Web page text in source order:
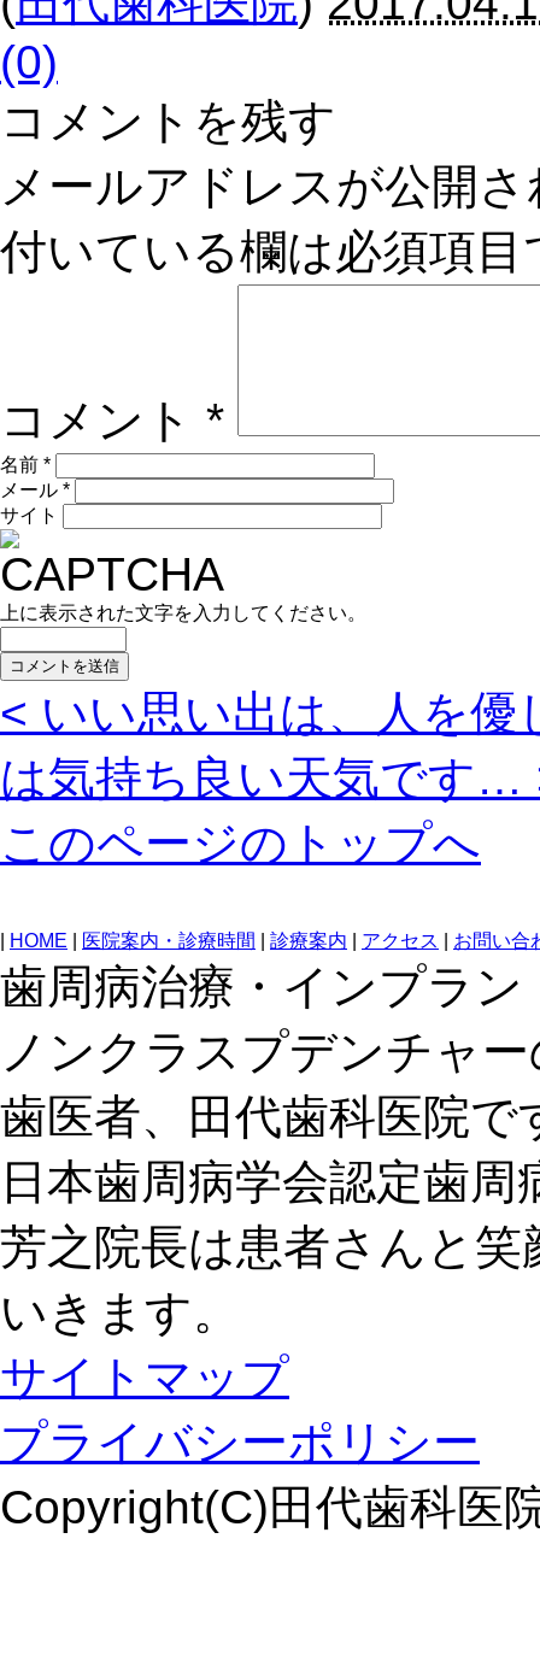
(0)
コメントを残す
メールアドレスが公開
付いている欄は必須項目
コメント *
名前 *
メール *
サイト
上に表示された文字を入力してください。
< いい思い出は、人を
は気持ち良い天気です…
このページのトップへ
HOME 医院案内・診療時間 診療案内 アクセス お問い合
歯周病治療・インプラ
ノンクラスプデンチャ
歯医者、田代歯科医院で
日本歯周病学会認定歯
芳之院長は患者さんと
いきます。
サイトマップ
プライバシーポリシー
Copyright(C)田代歯科医